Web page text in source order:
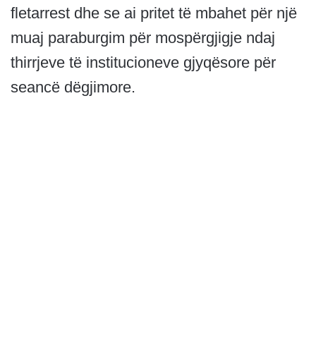
fletarrest dhe se ai pritet të mbahet për një
muaj paraburgim për mospërgjigje ndaj
thirrjeve të institucioneve gjyqësore për
seancë dëgjimore.